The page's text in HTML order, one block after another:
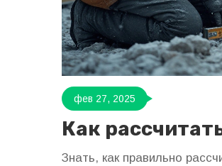
фев 27, 2025
Как
Знать, как правильно